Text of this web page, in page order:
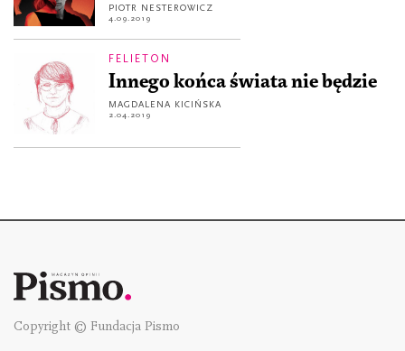
PIOTR NESTEROWICZ
4.09.2019
FELIETON
Innego końca świata nie będzie
MAGDALENA KICIŃSKA
2.04.2019
Copyright © Fundacja Pismo